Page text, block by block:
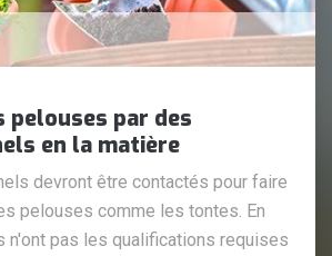
pelouses par des
en la matière
devront être contactés pour faire
pelouses comme les tontes. En
n'ont pas les qualifications requises